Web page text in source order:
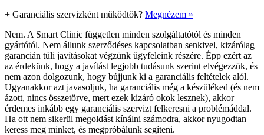
+ Garanciális szervizként működtök? Megnézem »
Nem. A Smart Clinic független minden szolgáltatótól és minden
gyártótól. Nem állunk szerződéses kapcsolatban senkivel, kizárólag
garancián túli javításokat végzünk ügyfeleink részére. Épp ezért az
az érdekünk, hogy a javítást legjobb tudásunk szerint elvégezzük, és
nem azon dolgozunk, hogy bújjunk ki a garanciális feltételek alól.
Ugyanakkor azt javasoljuk, ha garanciális még a készüléked (és nem
ázott, nincs összetörve, mert ezek kizáró okok lesznek), akkor
érdemes inkább egy garanciális szervizt felkeresni a problémáddal.
Ha ott nem sikerül megoldást kínálni számodra, akkor nyugodtan
keress meg minket, és megpróbálunk segíteni.